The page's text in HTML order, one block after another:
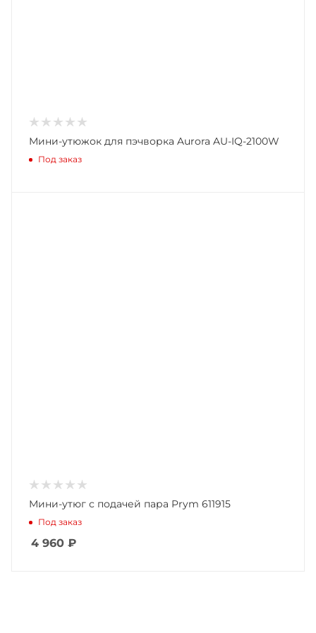
Мини-утюжок для пэчворка Aurora AU-IQ-2100W
Под заказ
Мини-утюг с подачей пара Prym 611915
Под заказ
4 960 ₽